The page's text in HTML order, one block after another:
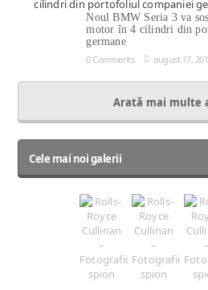
Noul BMW Seria 3 va
motor în 4 cilindri din
germane
0 Comments
august 17,
Arată mai multe
Cele mai noi galerii